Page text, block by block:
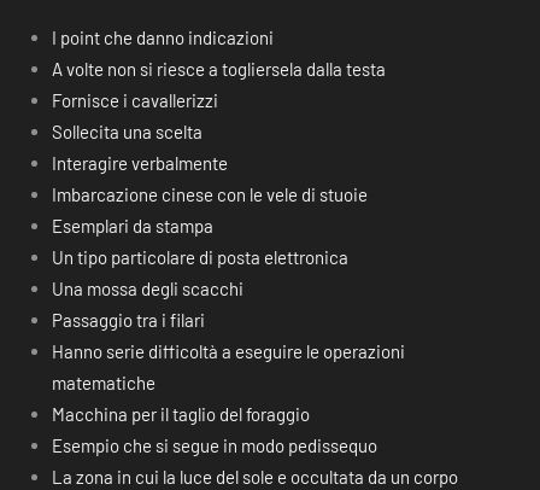
I point che danno indicazioni
A volte non si riesce a togliersela dalla testa
Fornisce i cavallerizzi
Sollecita una scelta
Interagire verbalmente
Imbarcazione cinese con le vele di stuoie
Esemplari da stampa
Un tipo particolare di posta elettronica
Una mossa degli scacchi
Passaggio tra i filari
Hanno serie difficoltà a eseguire le operazioni
matematiche
Macchina per il taglio del foraggio
Esempio che si segue in modo pedissequo
La zona in cui la luce del sole e occultata da un corpo